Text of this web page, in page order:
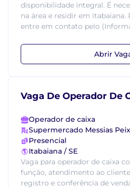
disponibilidade integral. É
na área e residir em itabaiana.
entre em contato pelo
Abrir
Vaga De Operador De
Operador de caixa
Supermercado Messias
Presencial
Itabaiana / SE
Vaga para operador de caixa
função, atendimento ao
registro e conferência de